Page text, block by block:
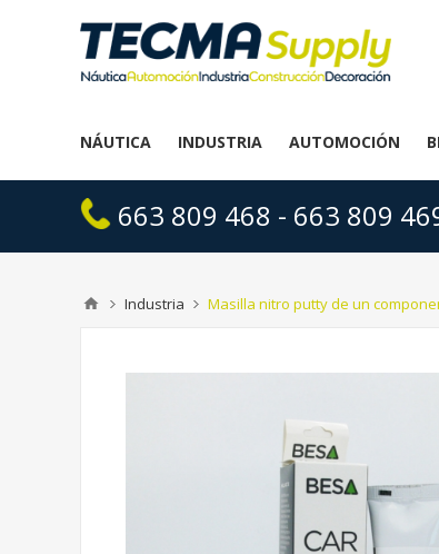
NÁUTICA INDUSTRIA AUTOMOCIÓN
663 809 468 - 663 809
Industria Masilla nitro putty de un